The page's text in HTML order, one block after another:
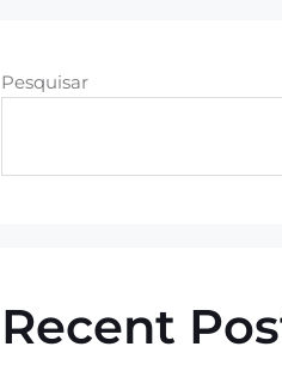
Pesquisar
Recent